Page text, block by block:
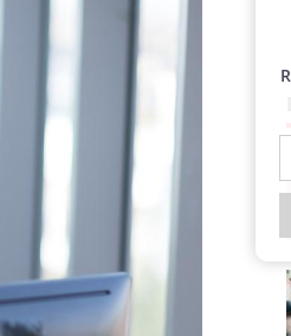
VIH : la fin du comprimé
tous les jours se profile-t-
Pourquoi votre ventre
gâche-t-il les premiers
jours de vos vacances ?